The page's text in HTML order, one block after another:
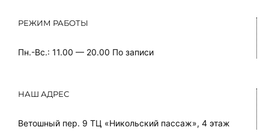
РЕЖИМ РАБОТЫ
Пн.-Вс.: 11.00 — 20.00 По записи
НАШ АДРЕС
Ветошный пер. 9 ТЦ «Никольский пассаж», 4 этаж